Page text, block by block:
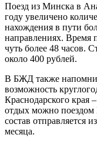
Поезд из Минска в
году увеличено
нахождения в пути
направлениях. Время
чуть более 48 часов.
около 400 рублей.
В БЖД также
возможность
Краснодарского края
отдых можно
состав отправляется
месяца.